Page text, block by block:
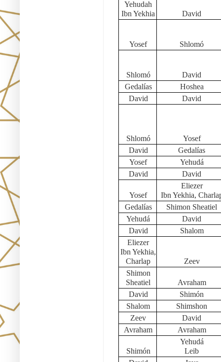
Yehudah
Ibn Yekhia
David
Yosef Shlomó
Shlomó
David
Gedalías
Hoshea
David
David
Shlomó
Yosef
David
Gedalías
Yosef
Yehudá
David
David
Yosef
Eliezer
Ibn Yekhia,
Gedalías
Shimon Sheatiel
Yehudá
David
David
Shalom
Eliezer
Ibn Yekhia,
Charlap
Zeev
Shimon
Sheatiel
Avraham
David
Shimón
Shalom
Shimshon
Zeev
David
Avraham
Avraham
Shimón
Yehudá
Leib